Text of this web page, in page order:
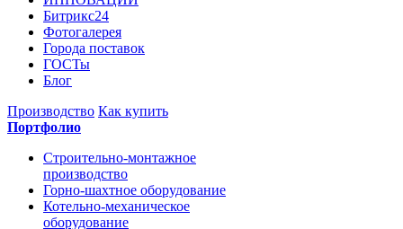
Битрикс24
Фотогалерея
Города поставок
ГОСТы
Блог
Производство Как купить
Портфолио
Строительно-монтажное
производство
Горно-шахтное оборудование
Котельно-механическое
оборудование